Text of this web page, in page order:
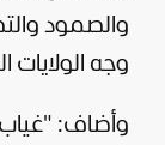
والصمود
وجه الولايات
وأضاف: "غياب